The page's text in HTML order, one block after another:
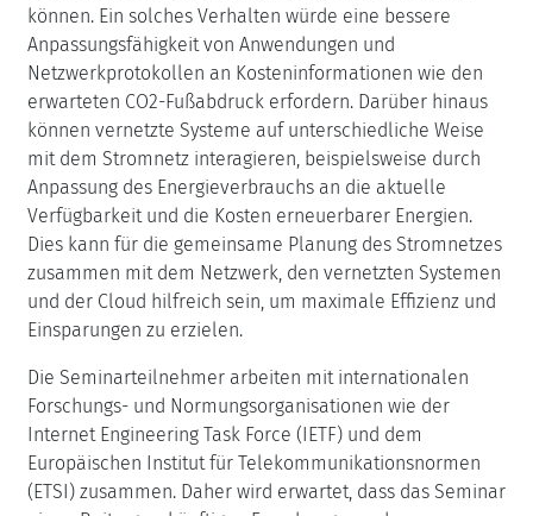
können. Ein solches Verhalten würde eine bessere
Anpassungsfähigkeit von Anwendungen und
Netzwerkprotokollen an Kosteninformationen wie den
erwarteten CO2-Fußabdruck erfordern. Darüber hinaus
können vernetzte Systeme auf unterschiedliche Weise
mit dem Stromnetz interagieren, beispielsweise durch
Anpassung des Energieverbrauchs an die aktuelle
Verfügbarkeit und die Kosten erneuerbarer Energien.
Dies kann für die gemeinsame Planung des Stromnetzes
zusammen mit dem Netzwerk, den vernetzten Systemen
und der Cloud hilfreich sein, um maximale Effizienz und
Einsparungen zu erzielen.
Die Seminarteilnehmer arbeiten mit internationalen
Forschungs- und Normungsorganisationen wie der
Internet Engineering Task Force (IETF) und dem
Europäischen Institut für Telekommunikationsnormen
(ETSI) zusammen. Daher wird erwartet, dass das Seminar